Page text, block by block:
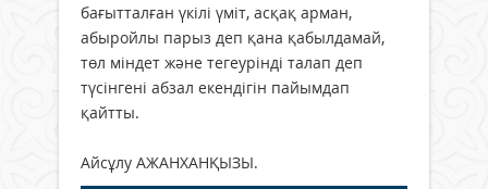
бағытталған үкілі үміт, асқақ арман,
абыройлы парыз деп қана қабылдамай,
төл міндет және тегеурінді талап деп
түсінгені абзал екендігін пайымдап
қайтты.
Айсұлу АЖАНХАНҚЫЗЫ.